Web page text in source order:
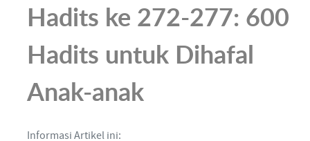
Hadits ke 272-277: 600
Hadits untuk Dihafal
Anak-anak
Informasi Artikel ini: